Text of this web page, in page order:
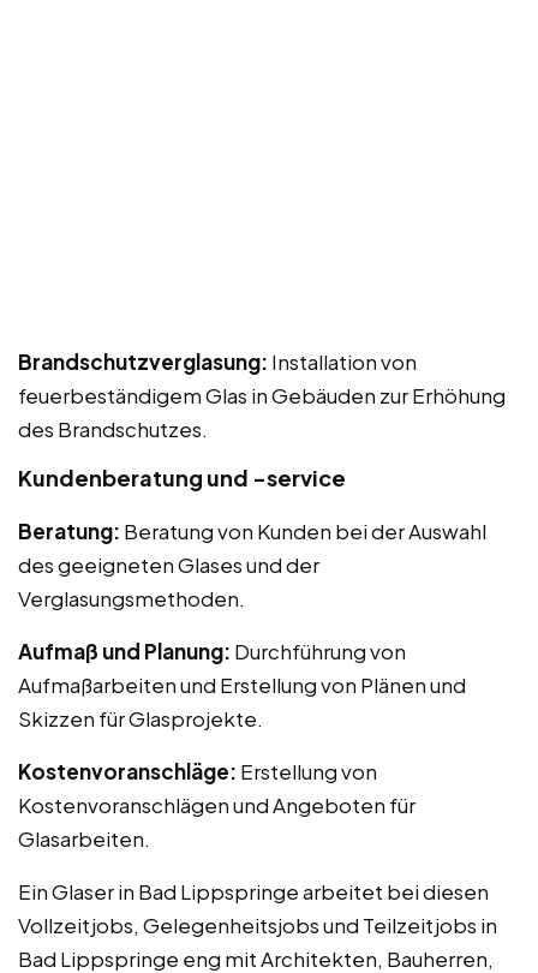
Brandschutzverglasung: Installation von
feuerbeständigem Glas in Gebäuden zur Erhöhung
des Brandschutzes.
Kundenberatung und -service
Beratung: Beratung von Kunden bei der Auswahl
des geeigneten Glases und der
Verglasungsmethoden.
Aufmaß und Planung: Durchführung von
Aufmaßarbeiten und Erstellung von Plänen und
Skizzen für Glasprojekte.
Kostenvoranschläge: Erstellung von
Kostenvoranschlägen und Angeboten für
Glasarbeiten.
Ein Glaser in Bad Lippspringe arbeitet bei diesen
Vollzeitjobs, Gelegenheitsjobs und Teilzeitjobs in
Bad Lippspringe eng mit Architekten, Bauherren,